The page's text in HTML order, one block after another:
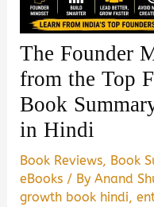
The Founder
from the Top
Book
in Hindi
Book Reviews, Book
eBooks / ByAnand
growth book hindi,